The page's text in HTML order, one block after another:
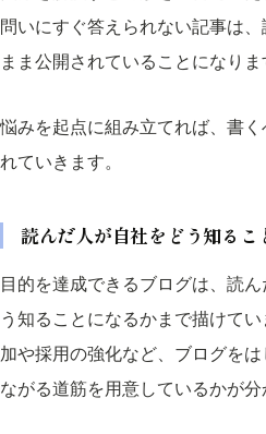
問いにすぐ答えられない記事は
まま公開されていることになりま
悩みを起点に組み立てれば、書
れていきます。
読んだ人が自社をどう知る
目的を達成できるブログは、読
う知ることになるかまで描けて
加や採用の強化など、ブログを
ながる道筋を用意しているかが分